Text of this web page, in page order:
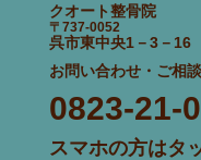
クオート整骨院
〒737-0052
呉市東中央1－3－16
お問い合わせ・ご相
0823-21-
スマホの方はタ